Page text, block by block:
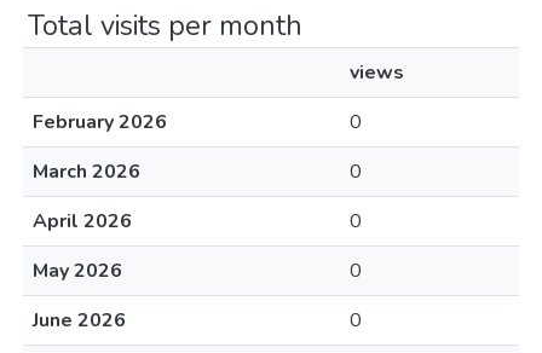
Total visits per month
views
February 2026
0
March 2026
0
April 2026
0
May 2026
0
June 2026
0